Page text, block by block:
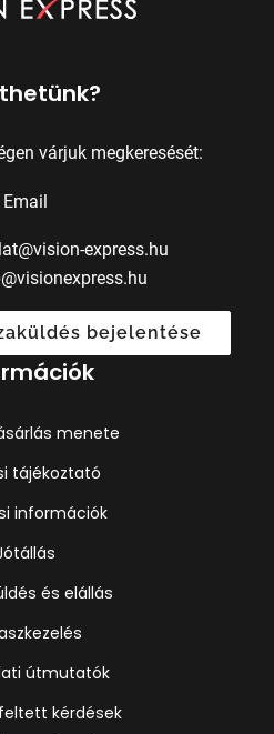
várjuk megkeresését:
Email
express.hu
bejelentése
menete
tájékoztató
információk
és elállás
útmutatók
kérdések